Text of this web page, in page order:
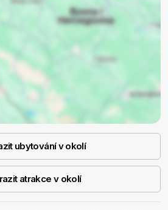
ubytování v okolí
atrakce v okolí